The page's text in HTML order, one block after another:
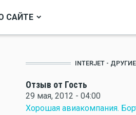
САЙТЕ
INTERJET -
Отзыв от Гость
29 мая, 2012 - 04:00
Хорошая авиакомпания.